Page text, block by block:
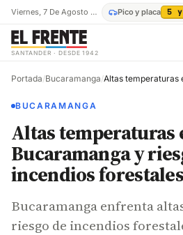
Viernes, 7 De Agosto De 2026 Pico y placa 5
SANTANDER · DESDE 1942
Portada/Bucaramanga/
BUCARAMANGA
Altas temperaturas
Bucaramanga y
incendios
Bucaramanga enfrenta
riesgo de incendios